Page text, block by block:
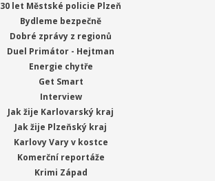
30 let Městské policie Plzeň
Bydleme bezpečně
Dobré zprávy z regionů
Duel Primátor - Hejtman
Energie chytře
Get Smart
Interview
Jak žije Karlovarský kraj
Jak žije Plzeňský kraj
Karlovy Vary v kostce
Komerční reportáže
Krimi Západ